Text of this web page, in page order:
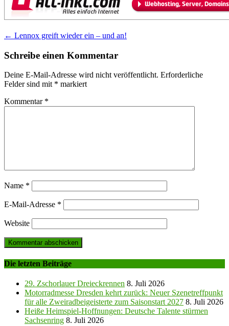
Post
navigation
← Lennox greift wieder ein – und an!
Schreibe einen Kommentar
Deine E-Mail-Adresse wird nicht veröffentlicht. Erforderliche
Felder sind mit * markiert
Kommentar *
Name *
E-Mail-Adresse *
Website
Die letzten Beiträge
29. Zschorlauer Dreieckrennen 8. Juli 2026
Motorradmesse Dresden kehrt zurück: Neuer Szenetreffpunkt
für alle Zweiradbeigeisterte zum Saisonstart 2027 8. Juli 2026
Heiße Heimspiel-Hoffnungen: Deutsche Talente stürmen
Sachsenring 8. Juli 2026